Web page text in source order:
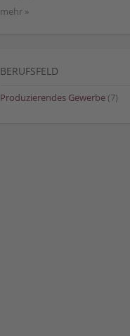
mehr »
BERUFSFELD
Produzierendes Gewerbe (7)